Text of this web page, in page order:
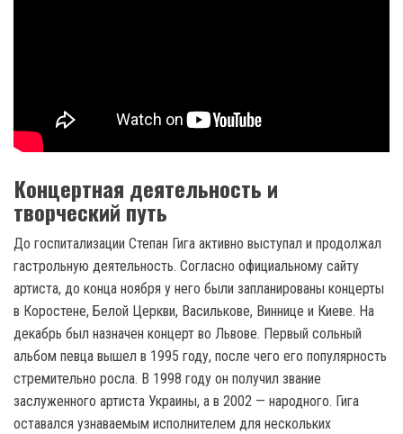
Концертная деятельность и
творческий путь
До госпитализации Степан Гига активно выступал и продолжал
гастрольную деятельность. Согласно официальному сайту
артиста, до конца ноября у него были запланированы концерты
в Коростене, Белой Церкви, Василькове, Виннице и Киеве. На
декабрь был назначен концерт во Львове. Первый сольный
альбом певца вышел в 1995 году, после чего его популярность
стремительно росла. В 1998 году он получил звание
заслуженного артиста Украины, а в 2002 — народного. Гига
оставался узнаваемым исполнителем для нескольких